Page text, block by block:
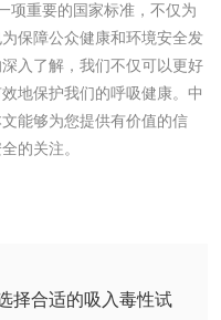
项重要的国家标准，不仅为
保障公众健康和环境安全发
入了解，我们不仅可以更好
地保护我们的呼吸健康。中
能够为您提供有价值的信
的关注。
择合适的吸入毒性试
生物质燃料检测
润滑油运动粘度检